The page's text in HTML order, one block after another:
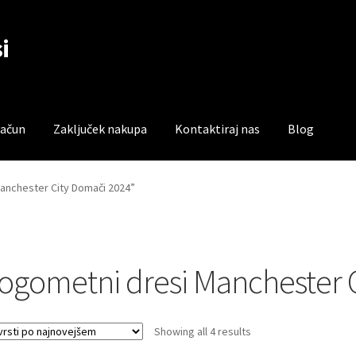
Zaključek nakupa Kontaktiraj nas Blog
Trgovina Zaključek nakupa
City Domači 2024”
dresi Manchester
Showing all 4 resultsSorted